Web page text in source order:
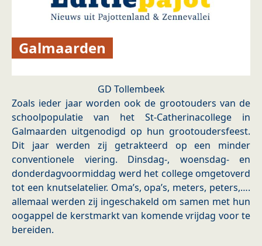
Galmaarden
GD Tollembeek
Zoals ieder jaar worden ook de grootouders van de
schoolpopulatie van het St-Catherinacollege in
Galmaarden uitgenodigd op hun grootoudersfeest.
Dit jaar werden zij getrakteerd op een minder
conventionele viering. Dinsdag-, woensdag- en
donderdagvoormiddag werd het college omgetoverd
tot een knutselatelier. Oma’s, opa’s, meters, peters,….
allemaal werden zij ingeschakeld om samen met hun
oogappel de kerstmarkt van komende vrijdag voor te
bereiden.